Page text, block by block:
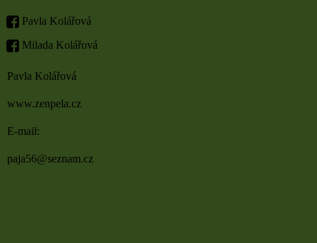
Pavla Kolářová
Milada Kolářová
Pavla Kolářová
www.zenpela.cz
E-mail:
paja56@seznam.cz